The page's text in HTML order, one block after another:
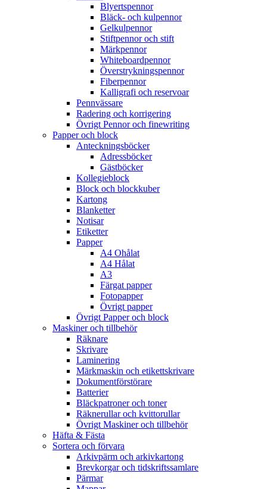
Blyertspennor
Bläck- och kulpennor
Gelkulpennor
Stiftpennor och stift
Märkpennor
Whiteboardpennor
Överstrykningspennor
Fiberpennor
Kalligrafi och reservoar
Pennvässare
Radering och korrigering
Övrigt Pennor och finewriting
Papper och block
Anteckningsböcker
Adressböcker
Gästböcker
Kollegieblock
Block och blockkuber
Kartong
Blanketter
Notisar
Etiketter
Papper
A4 Ohålat
A4 Hålat
A3
Färgat papper
Fotopapper
Övrigt papper
Övrigt Papper och block
Maskiner och tillbehör
Räknare
Skrivare
Laminering
Märkmaskin och etikettskrivare
Dokumentförstörare
Batterier
Bläckpatroner och toner
Räknerullar och kvittorullar
Övrigt Maskiner och tillbehör
Häfta & Fästa
Sortera och förvara
Arkivpärm och arkivkartong
Brevkorgar och tidskriftssamlare
Pärmar